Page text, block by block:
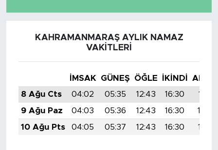
KAHRAMANMARAŞ AYLIK NAMAZ
VAKITLERI
İMSAK GÜNEŞ ÖĞLE İKINDI
8 Ağu Cts
04:02 05:35 12:43 16:30
19:41
9 Ağu Paz
04:03 05:36 12:43 16:30
19:40
10 Ağu Pts
04:05 05:37 12:43 16:30 19:39